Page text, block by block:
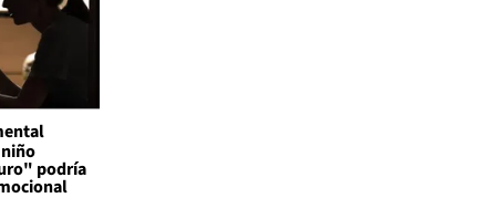
podría